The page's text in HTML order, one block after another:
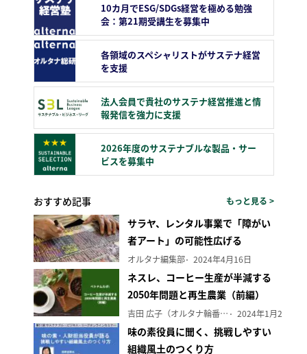
10カ月でESG/SDGs経営を極める勉強
会：第21期受講生を募集中
各領域のスペシャリストがサステナ経営
を支援
法人会員で貴社のサステナ経営推進と情
報発信を強力に支援
2026年度のサステナブルな製品・サー
ビスを募集中
おすすめ記事 もっと見る >
サラヤ、レンタル事業で「障がい
者アート」の可能性広げる
オルタナ編集部 2024年4月16日
ネスレ、コーヒー生産が半減する
2050年問題と再生農業（前編）
吉田 広子（オルタナ輪番編集長） 2024年1月29日
味の素役員に聞く、挑戦しやすい
組織風土のつくり方